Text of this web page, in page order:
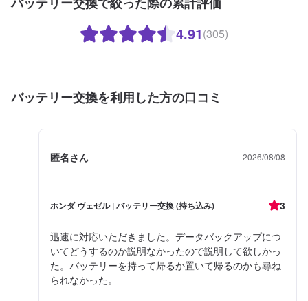
4.91(305)
バッテリー交換を利用した方の口コミ
匿名さん 2026/08/08
ホンダ ヴェゼル | バッテリー交換 (持ち込み) 3
迅速に対応いただきました。データバックアップにつ
いてどうするのか説明なかったので説明して欲しかっ
た。バッテリーを持って帰るか置いて帰るのかも尋ね
られなかった。